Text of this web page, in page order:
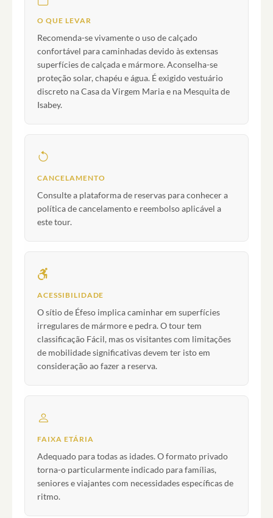
O QUE LEVAR
Recomenda-se vivamente o uso de calçado
confortável para caminhadas devido às extensas
superfícies de calçada e mármore. Aconselha-se
proteção solar, chapéu e água. É exigido vestuário
discreto na Casa da Virgem Maria e na Mesquita de
Isabey.
CANCELAMENTO
Consulte a plataforma de reservas para conhecer a
política de cancelamento e reembolso aplicável a
este tour.
ACESSIBILIDADE
O sítio de Éfeso implica caminhar em superfícies
irregulares de mármore e pedra. O tour tem
classificação Fácil, mas os visitantes com limitações
de mobilidade significativas devem ter isto em
consideração ao fazer a reserva.
FAIXA ETÁRIA
Adequado para todas as idades. O formato privado
torna-o particularmente indicado para famílias,
seniores e viajantes com necessidades específicas de
ritmo.